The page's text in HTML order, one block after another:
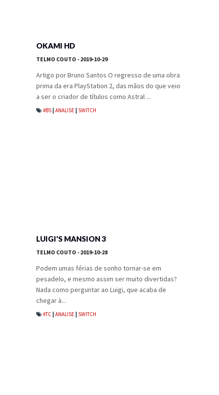
OKAMI HD
TELMO COUTO - 2019-10-29
Artigo por Bruno Santos O regresso de uma obra
prima da era PlayStation 2, das mãos do que veio
a ser o criador de títulos como Astral ...
#BS ANALISE SWITCH
LUIGI'S MANSION 3
TELMO COUTO - 2019-10-28
Podem umas férias de sonho tornar-se em
pesadelo, e mesmo assim ser muito divertidas?
Nada como perguntar ao Luigi, que acaba de
chegar à...
#TC ANALISE SWITCH